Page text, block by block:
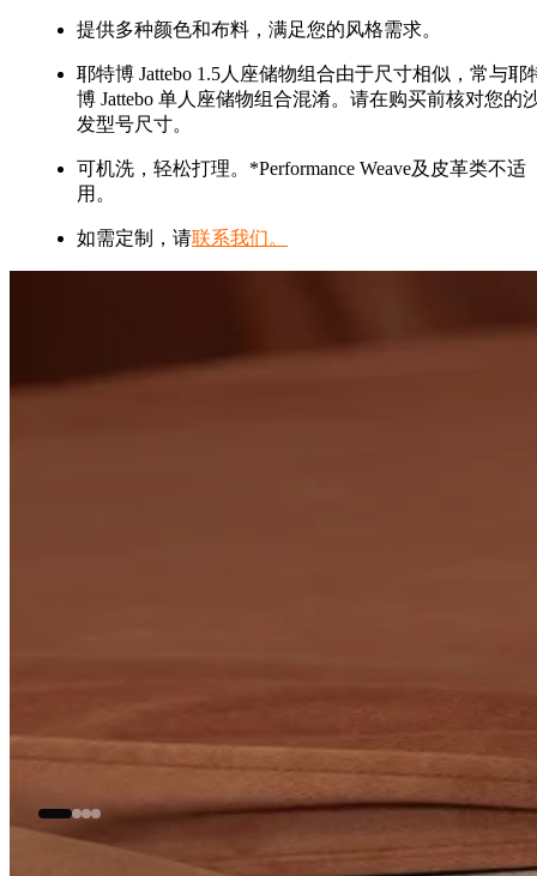
提供多种颜色和布料，满足您的风格需求。
耶特博 Jattebo 1.5人座储物组合由于尺寸相似，常与耶
博 Jattebo 单人座储物组合混淆。请在购买前核对您的
发型号尺寸。
可机洗，轻松打理。*Performance Weave及皮革类不适
用。
如需定制，请联系我们。